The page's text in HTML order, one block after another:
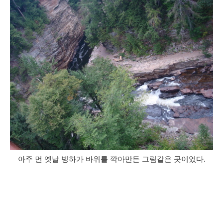
아주 먼 옛날 빙하가 바위를 깍아만든 그림같은 곳이었다.